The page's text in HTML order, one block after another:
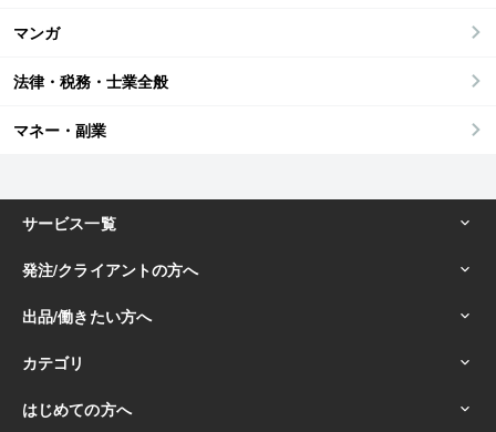
マンガ
法律・税務・士業全般
マネー・副業